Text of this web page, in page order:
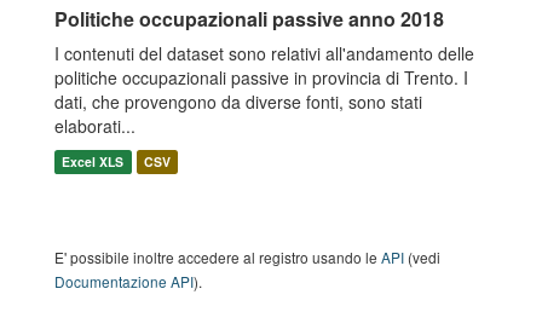
Politiche occupazionali passive anno 2018
I contenuti del dataset sono relativi all'andamento delle
politiche occupazionali passive in provincia di Trento. I
dati, che provengono da diverse fonti, sono stati
elaborati...
Excel XLS CSV
E' possibile inoltre accedere al registro usando le API (vedi
Documentazione API).